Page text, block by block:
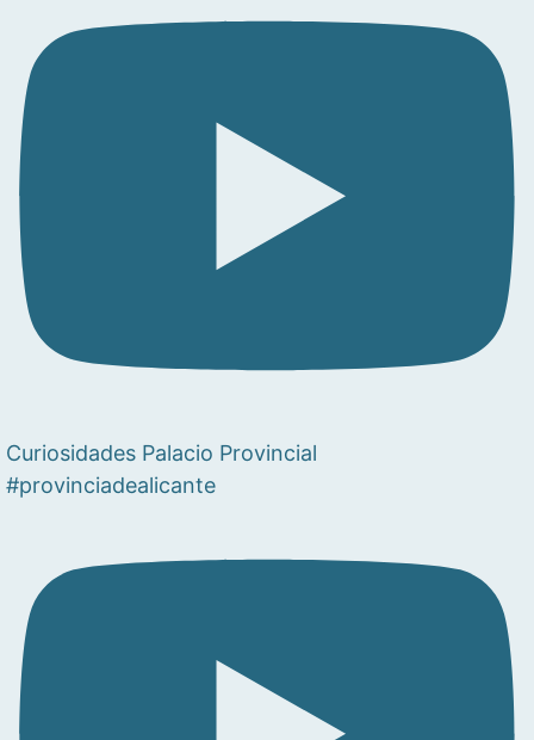
Curiosidades Palacio Provincial
#provinciadealicante